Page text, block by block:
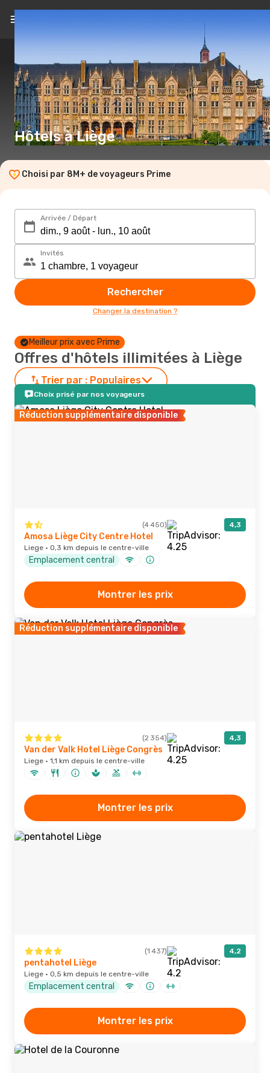
Hôtels à Liège
Choisi par 8M+ de voyageurs Prime
Arrivée / Départ
Invités
Rechercher
Changer la destination ?
Meilleur prix avec Prime
Offres d'hôtels illimitées à Liège
Trier par : Populaires
Choix prisé par nos voyageurs
Réduction supplémentaire disponible
(4 450) 4,3
Amosa Liège City Centre Hotel
Liege · 0,3 km depuis le centre-ville
Emplacement central
Montrer les prix
Réduction supplémentaire disponible
(2 354) 4,3
Van der Valk Hotel Liège Congrès
Liege · 1,1 km depuis le centre-ville
Montrer les prix
(1 437) 4,2
pentahotel Liège
Liege · 0,5 km depuis le centre-ville
Emplacement central
Montrer les prix